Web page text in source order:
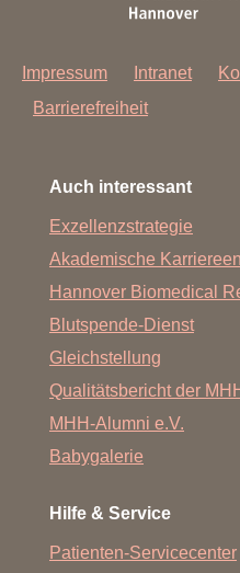
Impressum Intranet
Barrierefreiheit
Auch interessant
Exzellenzstrategie
Akademische
Hannover Biomedical
Blutspende-Dienst
Gleichstellung
Qualitätsbericht der
MHH-Alumni e.V.
Babygalerie
Hilfe & Service
Patienten-Servicecenter